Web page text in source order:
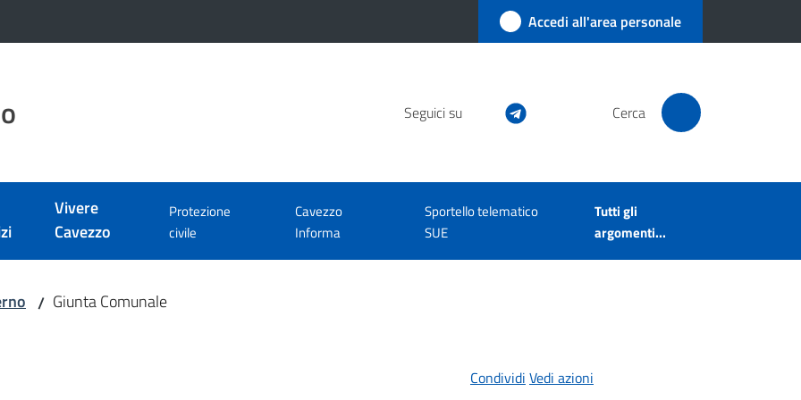
Accedi all'area personale
Seguici su Cerca
Vivere
Cavezzo
Protezione
civile
Cavezzo
Informa
Sportello telematico
SUE
Tutti gli
argomenti...
/ Giunta Comunale
Condividi Vedi azioni